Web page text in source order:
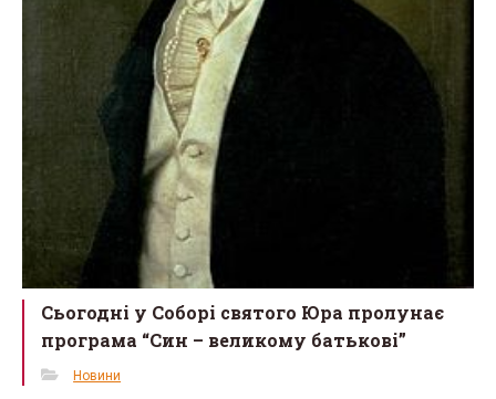
Сьогодні у Соборі святого Юра пролунає
програма “Син – великому батькові”
Новини